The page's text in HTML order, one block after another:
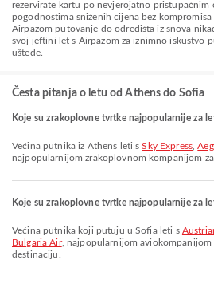
rezervirate kartu po nevjerojatno pristupačnim
pogodnostima sniženih cijena bez
Airpazom putovanje do odredišta iz snova
svoj jeftini let s Airpazom za iznimno iskustvo
uštede.
Česta pitanja o letu od Athens do Sofia
Koje su zrakoplovne tvrtke najpopularnije za
Većina putnika iz Athens leti sSky Express ,
najpopularnijom zrakoplovnom kompanijom za
Koje su zrakoplovne tvrtke najpopularnije za
Većina putnika koji putuju u Sofia leti s
Bulgaria Air, najpopularnijom aviokompanijom
destinaciju.